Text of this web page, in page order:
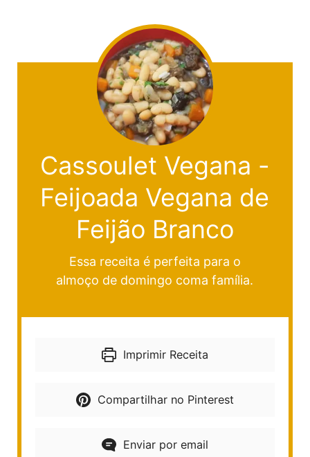
Cassoulet Vegana -
Feijoada Vegana de
Feijão Branco
Essa receita é perfeita para o
almoço de domingo coma família.
Imprimir Receita
Compartilhar no Pinterest
Enviar por email